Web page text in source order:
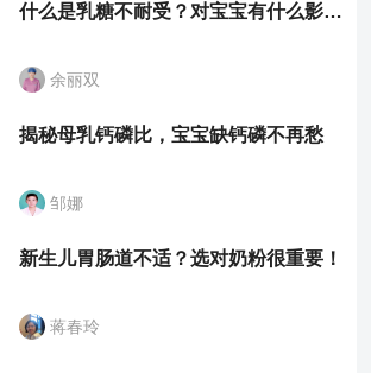
什么是乳糖不耐受？对宝宝有什么影响？
余丽双
揭秘母乳钙磷比，宝宝缺钙磷不再愁
邹娜
新生儿胃肠道不适？选对奶粉很重要！
蒋春玲